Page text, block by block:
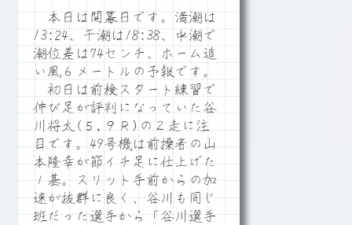
本日は開幕日です。満潮は
13:24、干潮は18:38、中潮で
潮位差は74センチ、ホーム追
い風６メートルの予報です。
初日は前検スタート練習で
伸び足が評判になっていた谷
川将太(５,９Ｒ)の２走に注
目です。49号機は前操者の山
本隆幸が節イチ足に仕上げた
１基。スリット手前からの加
速が抜群に良く、谷川も同じ
班だった選手から「谷川選手